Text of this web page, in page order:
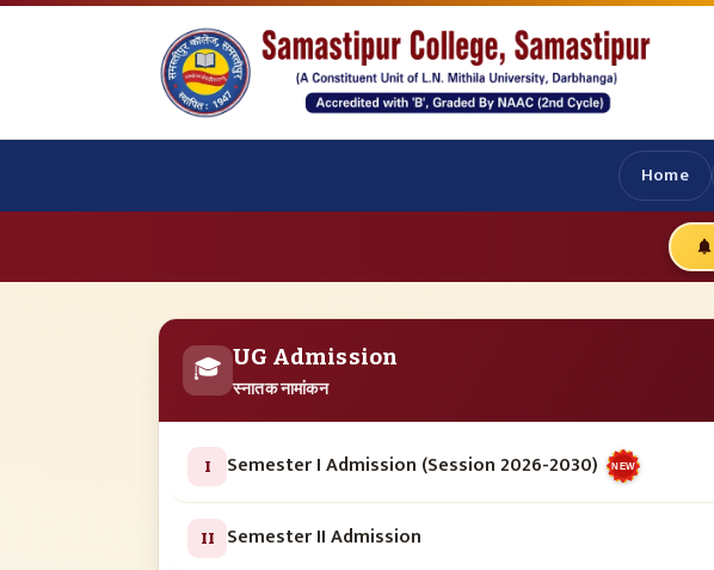
Home
🎓 UG Admission
स्नातक नामांकन
I Semester I Admission (Session 2026-2030) NEW
II Semester II Admission